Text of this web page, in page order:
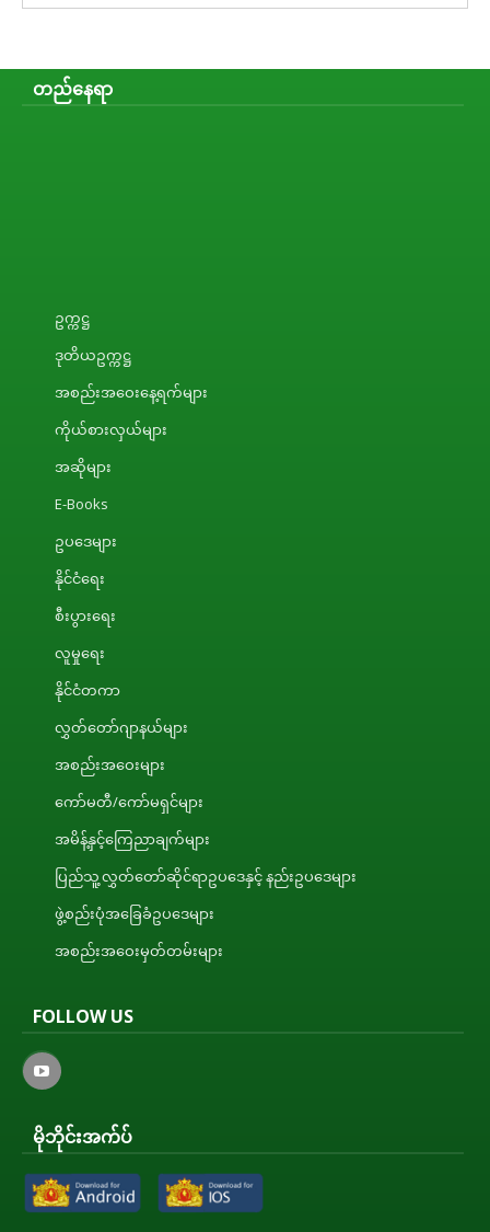
တည်နေရာ
ဥက္ကဋ္ဌ
ဒုတိယဥက္ကဋ္ဌ
အစည်းအဝေးနေ့ရက်များ
ကိုယ်စားလှယ်များ
အဆိုများ
E-Books
ဥပဒေများ
နိုင်ငံရေး
စီးပွားရေး
လူမှုရေး
နိုင်ငံတကာ
လွှတ်တော်ဂျာနယ်များ
အစည်းအဝေးများ
ကော်မတီ/ကော်မရှင်များ
အမိန့်နှင့်ကြေညာချက်များ
ပြည်သူ့လွှတ်တော်ဆိုင်ရာဥပဒေနှင့် နည်းဥပဒေများ
ဖွဲ့စည်းပုံအခြေခံဥပဒေများ
အစည်းအဝေးမှတ်တမ်းများ
FOLLOW US
မိုဘိုင်းအက်ပ်